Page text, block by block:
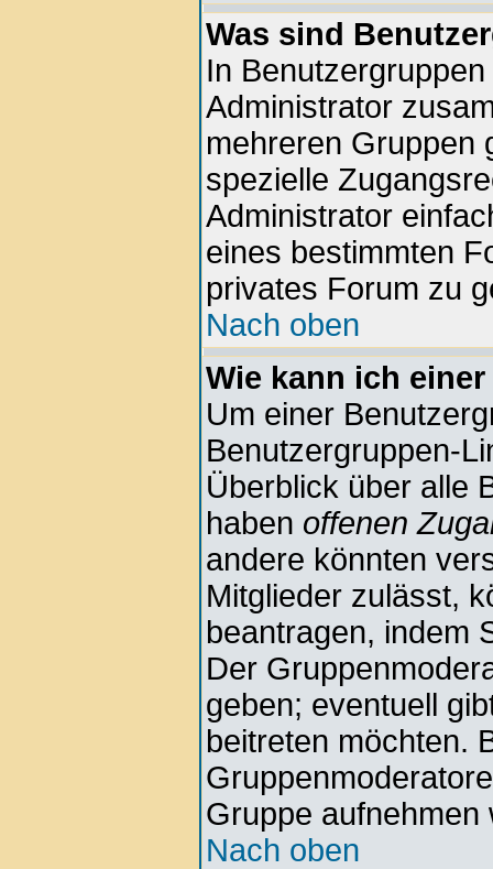
Was sind
In
Administrator
mehreren Gruppen
spezielle
Administrator
eines bestimmten
privates Forum zu
Nach oben
Wie kann ich
Um einer
Benutzergruppen-
Überblick über alle
haben offenen
andere könnten
Mitglieder zulässt,
beantragen, indem
Der
geben; eventuell
beitreten möchten.
Gruppe aufnehmen
Nach oben